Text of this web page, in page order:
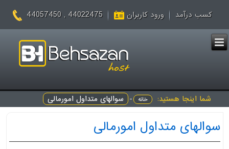
کسب درآمد ورود کاربران 44022475 , 44057450
شما اینجا هستید: خانه - سوالهای متداول امورمالی
سوالهای متداول امورمالی